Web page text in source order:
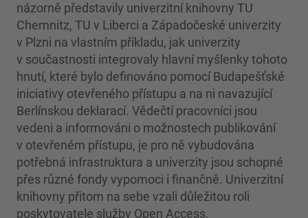
názorně představily univerzitní knihovny TU
Chemnitz, TU v Liberci a Západočeské univerzity
v Plzni na vlastním příkladu, jak univerzity
v součastnosti integrovaly hlavní myšlenky tohoto
hnutí, které bylo definováno pomocí Budapešťské
iniciativy otevřeného přístupu a na ni navazující
Berlínskou deklarací. Vědečtí pracovníci jsou
vedeni a informováni o možnostech publikování
v otevřeném přístupu, je pro ně vybudována
potřebná infrastruktura a univerzity jsou schopné
přes různé fondy vypomoci i finančně. Univerzitní
knihovny přitom na sebe vzali důležitou roli
poskytovatele služby Open Access.